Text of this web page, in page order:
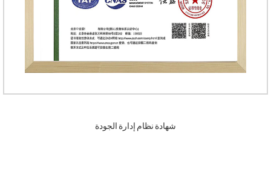
شهادة نظام إدارة الجودة